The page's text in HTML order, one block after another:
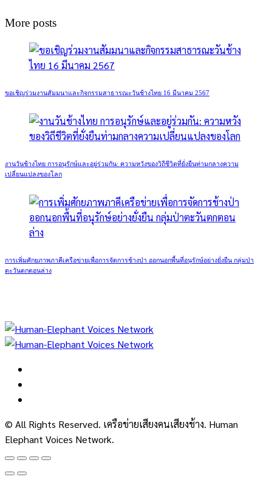
More posts
ขอเชิญร่วมงานสัมมนาและกิจกรรมสาธารณะวันช้างไทย 16 มีนาคม 2567
งานวันช้างไทย การอนุรักษ์และอยู่ร่วมกัน: ความหวังของวิถีชีวิตที่ยั่งยืนท่ามกลางความ
เปลี่ยนแปลงของโลก
การเพิ่มศักยภาพภาคีเครือข่ายเพื่อการจัดการช้างป่า ออกนอกพื้นที่อนุรักษ์อย่างยั่งยืน กลุ่มป่า
ตะวันตกตอนล่าง
© All Rights Reserved. เครือข่ายเสียงคนเสียงช้าง. Human
Elephant Voices Network.